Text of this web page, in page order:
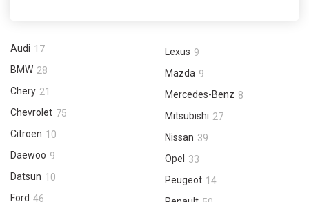
Audi 17
BMW 28
Chery 21
Chevrolet 75
Citroen 10
Daewoo 9
Datsun 10
Ford 46
Lexus 9
Mazda 9
Mercedes-Benz 8
Mitsubishi 27
Nissan 39
Opel
33
Peugeot 14